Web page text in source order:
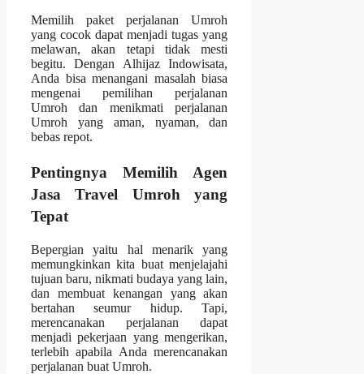
Memilih paket perjalanan Umroh
yang cocok dapat menjadi tugas yang
melawan, akan tetapi tidak mesti
begitu. Dengan Alhijaz Indowisata,
Anda bisa menangani masalah biasa
mengenai pemilihan perjalanan
Umroh dan menikmati perjalanan
Umroh yang aman, nyaman, dan
bebas repot.
Pentingnya Memilih Agen
Jasa Travel Umroh yang
Tepat
Bepergian yaitu hal menarik yang
memungkinkan kita buat menjelajahi
tujuan baru, nikmati budaya yang lain,
dan membuat kenangan yang akan
bertahan seumur hidup. Tapi,
merencanakan perjalanan dapat
menjadi pekerjaan yang mengerikan,
terlebih apabila Anda merencanakan
perjalanan buat Umroh.